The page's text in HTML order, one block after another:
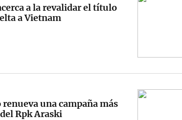
a la revalidar el título
a Vietnam
renueva una campaña más
Rpk Araski